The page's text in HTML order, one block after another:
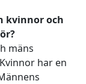
kvinnor och
mäns
har en